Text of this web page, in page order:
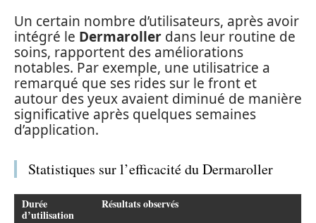
Un certain nombre d’utilisateurs, après avoir
intégré le Dermaroller dans leur routine de
soins, rapportent des améliorations
notables. Par exemple, une utilisatrice a
remarqué que ses rides sur le front et
autour des yeux avaient diminué de manière
significative après quelques semaines
d’application.
Statistiques sur l’efficacité du Dermaroller
Durée
d’utilisation
Résultats observés